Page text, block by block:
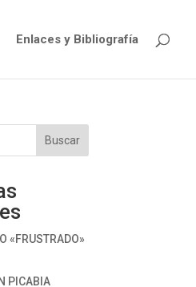
Enlaces y Bibliografía
Buscar
«FRUSTRADO»
PICABIA